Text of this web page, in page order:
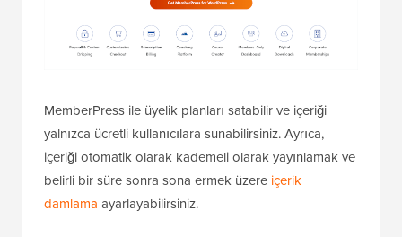
MemberPress ile üyelik planları satabilir ve içeriği
yalnızca ücretli kullanıcılara sunabilirsiniz. Ayrıca,
içeriği otomatik olarak kademeli olarak yayınlamak ve
belirli bir süre sonra sona ermek üzere içerik
damlama ayarlayabilirsiniz.